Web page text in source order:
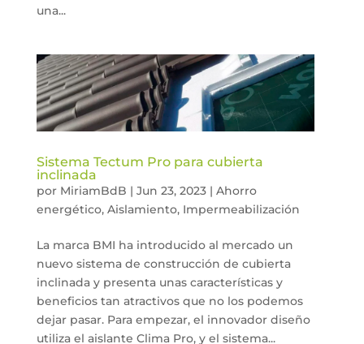
una...
Sistema Tectum Pro para cubierta
inclinada
por MiriamBdB | Jun 23, 2023| Ahorro
energético, Aislamiento, Impermeabilización
La marca BMI ha introducido al mercado un
nuevo sistema de construcción de cubierta
inclinada y presenta unas características y
beneficios tan atractivos que no los podemos
dejar pasar. Para empezar, el innovador diseño
utiliza el aislante Clima Pro, y el sistema...